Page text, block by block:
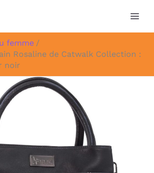
femme
Rosaline de Catwalk Collection :
noir